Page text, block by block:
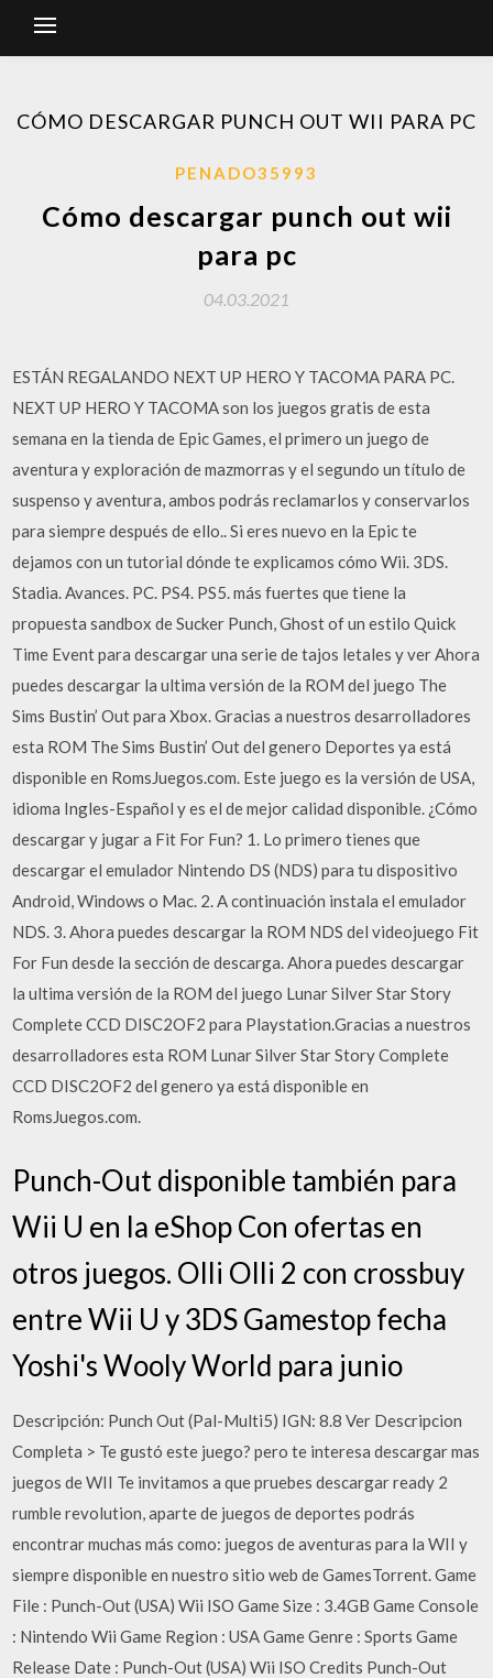
CÓMO DESCARGAR PUNCH OUT WII PARA PC
PENADO35993
Cómo descargar punch out wii
para pc
04.03.2021
ESTÁN REGALANDO NEXT UP HERO Y TACOMA PARA PC.
NEXT UP HERO Y TACOMA son los juegos gratis de esta
semana en la tienda de Epic Games, el primero un juego de
aventura y exploración de mazmorras y el segundo un título de
suspenso y aventura, ambos podrás reclamarlos y conservarlos
para siempre después de ello.. Si eres nuevo en la Epic te
dejamos con un tutorial dónde te explicamos cómo Wii. 3DS.
Stadia. Avances. PC. PS4. PS5. más fuertes que tiene la
propuesta sandbox de Sucker Punch, Ghost of un estilo Quick
Time Event para descargar una serie de tajos letales y ver Ahora
puedes descargar la ultima versión de la ROM del juego The
Sims Bustin’ Out para Xbox. Gracias a nuestros desarrolladores
esta ROM The Sims Bustin’ Out del genero Deportes ya está
disponible en RomsJuegos.com. Este juego es la versión de USA,
idioma Ingles-Español y es el de mejor calidad disponible. ¿Cómo
descargar y jugar a Fit For Fun? 1. Lo primero tienes que
descargar el emulador Nintendo DS (NDS) para tu dispositivo
Android, Windows o Mac. 2. A continuación instala el emulador
NDS. 3. Ahora puedes descargar la ROM NDS del videojuego Fit
For Fun desde la sección de descarga. Ahora puedes descargar
la ultima versión de la ROM del juego Lunar Silver Star Story
Complete CCD DISC2OF2 para Playstation.Gracias a nuestros
desarrolladores esta ROM Lunar Silver Star Story Complete
CCD DISC2OF2 del genero ya está disponible en
RomsJuegos.com.
Punch-Out disponible también para
Wii U en la eShop Con ofertas en
otros juegos. Olli Olli 2 con crossbuy
entre Wii U y 3DS Gamestop fecha
Yoshi's Wooly World para junio
Descripción: Punch Out (Pal-Multi5) IGN: 8.8 Ver Descripcion
Completa > Te gustó este juego? pero te interesa descargar mas
juegos de WII Te invitamos a que pruebes descargar ready 2
rumble revolution, aparte de juegos de deportes podrás
encontrar muchas más como: juegos de aventuras para la WII y
siempre disponible en nuestro sitio web de GamesTorrent. Game
File : Punch-Out (USA) Wii ISO Game Size : 3.4GB Game Console
: Nintendo Wii Game Region : USA Game Genre : Sports Game
Release Date : Punch-Out (USA) Wii ISO Credits Punch-Out